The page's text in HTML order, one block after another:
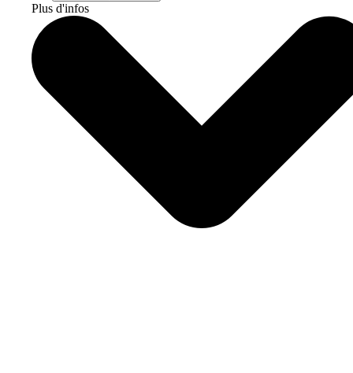
Plus d'infos